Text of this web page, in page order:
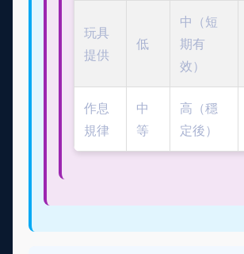
玩具
提供
低
中（短
期有
效）
作息
規律
中
等
高（穩
定後）